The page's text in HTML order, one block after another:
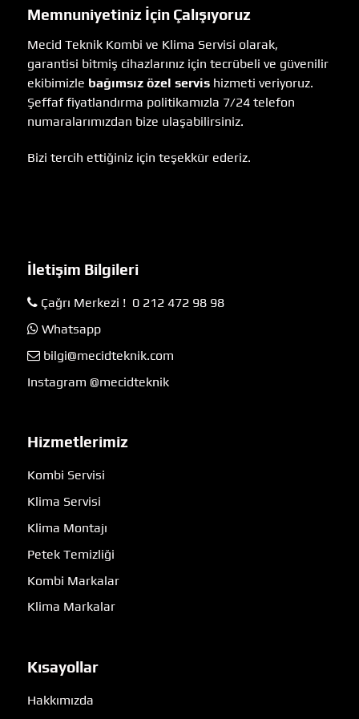
Memnuniyetiniz İçin Çalışıyoruz
Mecid Teknik Kombi ve Klima Servisi olarak,
garantisi bitmiş cihazlarınız için tecrübeli ve güvenilir
ekibimizle bağımsız özel servis hizmeti veriyoruz.
Şeffaf fiyatlandırma politikamızla 7/24 telefon
numaralarımızdan bize ulaşabilirsiniz.
Bizi tercih ettiğiniz için teşekkür ederiz.
İletişim Bilgileri
Çağrı Merkezi ! 0 212 472 98 98
Whatsapp
bilgi@mecidteknik.com
Instagram @mecidteknik
Hizmetlerimiz
Kombi Servisi
Klima Servisi
Klima Montajı
Petek Temizliği
Kombi Markalar
Klima Markalar
Kısayollar
Hakkımızda